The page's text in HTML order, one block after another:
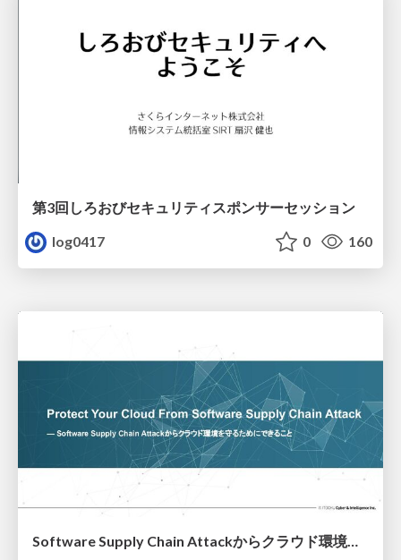
第3回しろおびセキュリティスポンサーセッション
log0417
0 160